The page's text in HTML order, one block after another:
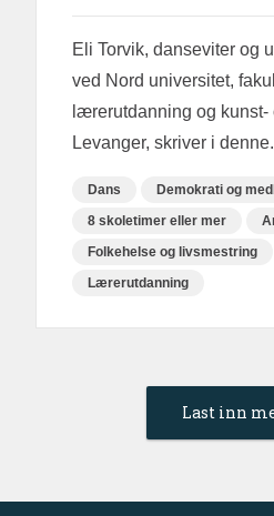
Eli Torvik, danseviter og
ved Nord universitet,
lærerutdanning og kunst-
Levanger, skriver i
Dans
Demokrati og
8 skoletimer eller mer
Folkehelse og livsmestring
Lærerutdanning
Last inn